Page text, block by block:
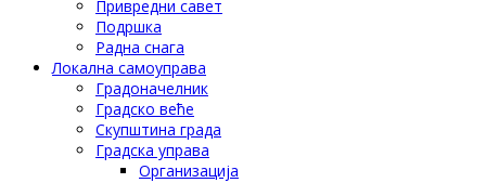
Привредни савет
Подршка
Радна снага
Локална самоуправа
Градоначелник
Градско веће
Скупштина града
Градска управа
Организација